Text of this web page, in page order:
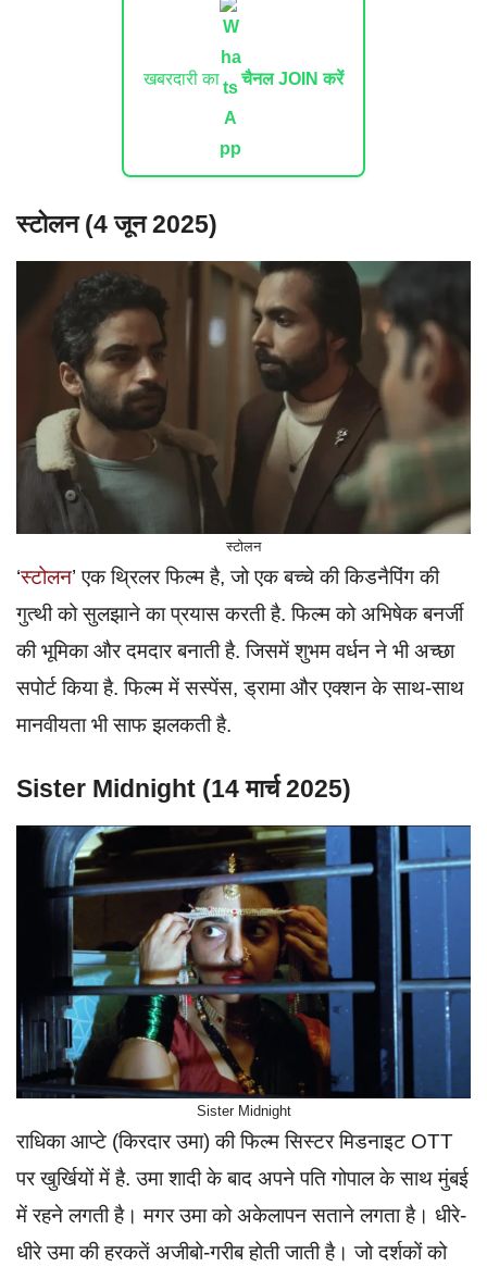
खबरदारी का चैनल JOIN करें
स्टोलन (4 जून 2025)
स्टोलन
‘स्टोलन’ एक थ्रिलर फिल्म है, जो एक बच्चे की किडनैपिंग की
गुत्थी को सुलझाने का प्रयास करती है. फिल्म को अभिषेक बनर्जी
की भूमिका और दमदार बनाती है. जिसमें शुभम वर्धन ने भी अच्छा
सपोर्ट किया है. फिल्म में सस्पेंस, ड्रामा और एक्शन के साथ-साथ
मानवीयता भी साफ झलकती है.
Sister Midnight (14 मार्च 2025)
Sister Midnight
राधिका आप्टे (किरदार उमा) की फिल्म सिस्टर मिडनाइट OTT
पर खुर्खियों में है. उमा शादी के बाद अपने पति गोपाल के साथ मुंबई
में रहने लगती है। मगर उमा को अकेलापन सताने लगता है। धीरे-
धीरे उमा की हरकतें अजीबो-गरीब होती जाती है। जो दर्शकों को